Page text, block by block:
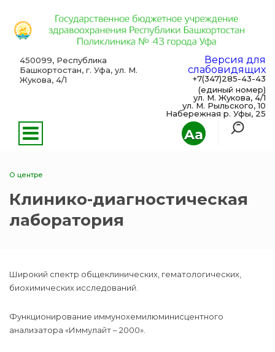
Aa
450099, Республика
Башкортостан, г. Уфа, ул. М.
Жукова, 4/1
Версия для
слабовидящих
+7(347)285-43-43
(единый номер)
ул. М. Жукова, 4/1
ул. М. Рыльского, 10
Набережная р. Уфы, 25
О центре
Клинико-диагностическая
лаборатория
Широкий спектр общеклинических, гематологических,
биохимических исследований.
Функционирование иммунохемилюминисцентного
анализатора «Иммулайт – 2000».